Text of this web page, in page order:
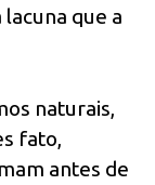
que a
naturais,
fato,
antes de